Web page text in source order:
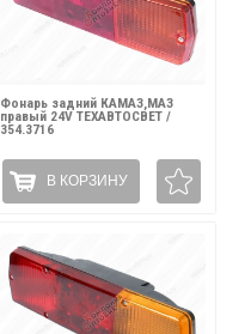
Фонарь задний КАМАЗ,МАЗ
правый 24V ТЕХАВТОСВЕТ /
354.3716
В КОРЗИНУ